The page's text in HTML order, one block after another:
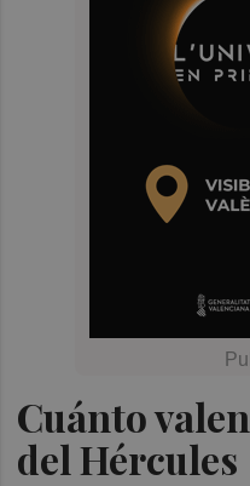
Cuánto
del Hércules